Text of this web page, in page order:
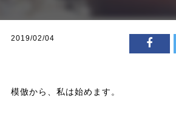
2019/02/04
模倣から、私は始めます。